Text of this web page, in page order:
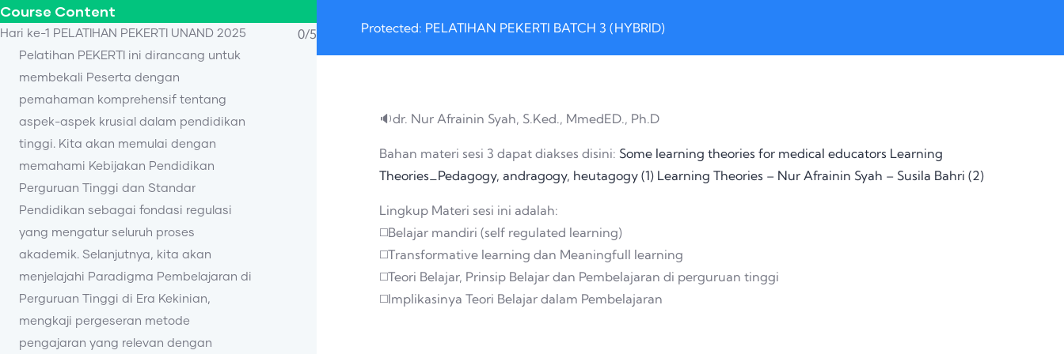
Course Content
Hari ke-1 PELATIHAN PEKERTI UNAND 2025
Pelatihan PEKERTI ini dirancang untuk
membekali Peserta dengan
pemahaman komprehensif tentang
aspek-aspek krusial dalam pendidikan
tinggi. Kita akan memulai dengan
memahami Kebijakan Pendidikan
Perguruan Tinggi dan Standar
Pendidikan sebagai fondasi regulasi
yang mengatur seluruh proses
akademik. Selanjutnya, kita akan
menjelajahi Paradigma Pembelajaran di
Perguruan Tinggi di Era Kekinian,
mengkaji pergeseran metode
pengajaran yang relevan dengan
0/5 Protected: PELATIHAN PEKERTI BATCH 3 (HYBRID)
🔉dr. Nur Afrainin Syah, S.Ked., MmedED., Ph.D
Bahan materi sesi 3 dapat diakses disini: Some learning theories for medical educators Learning
Theories_Pedagogy, andragogy, heutagogy (1) Learning Theories – Nur Afrainin Syah – Susila Bahri (2)
Lingkup Materi sesi ini adalah:
◻️Belajar mandiri (self regulated learning)
◻️Transformative learning dan Meaningfull learning
◻️Teori Belajar, Prinsip Belajar dan Pembelajaran di perguruan tinggi
◻️Implikasinya Teori Belajar dalam Pembelajaran